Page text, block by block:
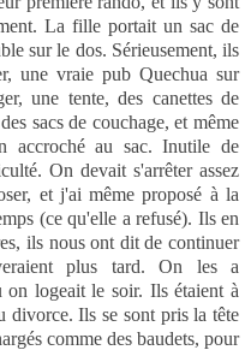
La fille portait un sac de
sur le dos. Sérieusement, ils
une vraie pub Quechua sur
une tente, des canettes de
sacs de couchage, et même
accroché au sac. Inutile de
On devait s'arrêter assez
et j'ai même proposé à la
(ce qu'elle a refusé). Ils en
ils nous ont dit de continuer
plus tard. On les a
on logeait le soir. Ils étaient à
divorce. Ils se sont pris la tête
comme des baudets, pour